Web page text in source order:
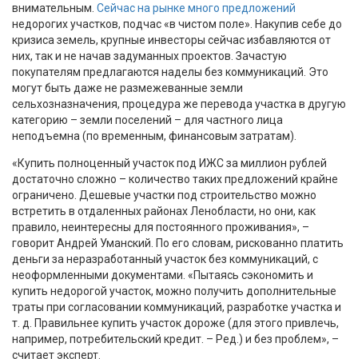
внимательным. Сейчас на рынке много предложений
недорогих участков, подчас «в чистом поле». Накупив себе до
кризиса земель, крупные инвесторы сейчас избавляются от
них, так и не начав задуманных проектов. Зачастую
покупателям предлагаются наделы без коммуникаций. Это
могут быть даже не размежеванные земли
сельхозназначения, процедура же перевода участка в другую
категорию – земли поселений – для частного лица
неподъемна (по временным, финансовым затратам).
«Купить полноценный участок под ИЖС за миллион рублей
достаточно сложно – количество таких предложений крайне
ограничено. Дешевые участки под строительство можно
встретить в отдаленных районах Ленобласти, но они, как
правило, неинтересны для постоянного проживания», –
говорит Андрей Уманский. По его словам, рискованно платить
деньги за неразработанный участок без коммуникаций, с
неоформленными документами. «Пытаясь сэкономить и
купить недорогой участок, можно получить дополнительные
траты при согласовании коммуникаций, разработке участка и
т. д. Правильнее купить участок дороже (для этого привлечь,
например, потребительский кредит. – Ред.) и без проблем», –
считает эксперт.